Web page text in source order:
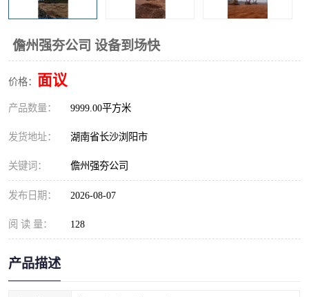
儋州强夯公司 设备到场快
价格： 面议
产品数量： 9999.00平方米
发货地址： 湖南省长沙浏阳市
关键词： 儋州强夯公司
发布日期： 2026-08-07
阅 读 量： 128
产品描述